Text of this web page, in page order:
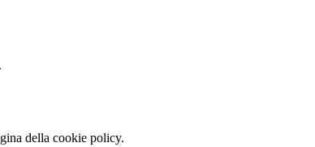
della cookie policy.